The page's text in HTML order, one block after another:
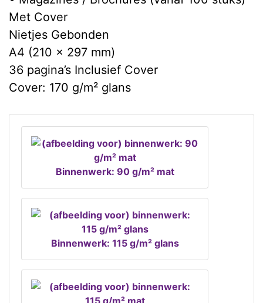
Met Cover
Nietjes Gebonden
A4 (210 x 297 mm)
36 pagina’s Inclusief Cover
Cover: 170 g/m² glans
Binnenwerk: 90 g/m² mat
Binnenwerk: 115 g/m² glans